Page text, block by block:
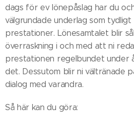
dags för ev lönepåslag har du
välgrundade underlag som
prestationer. Lönesamtalet blir
överraskning i och med att ni
prestationen regelbundet under
det. Dessutom blir ni vältränade
dialog med varandra.
Så här kan du göra: